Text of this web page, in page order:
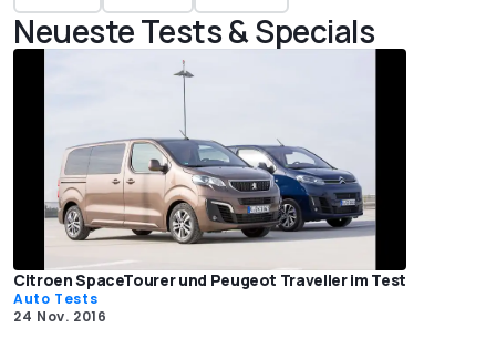
Neueste Tests & Specials
Citroen SpaceTourer und Peugeot Traveller im Test
Auto Tests
24 Nov. 2016